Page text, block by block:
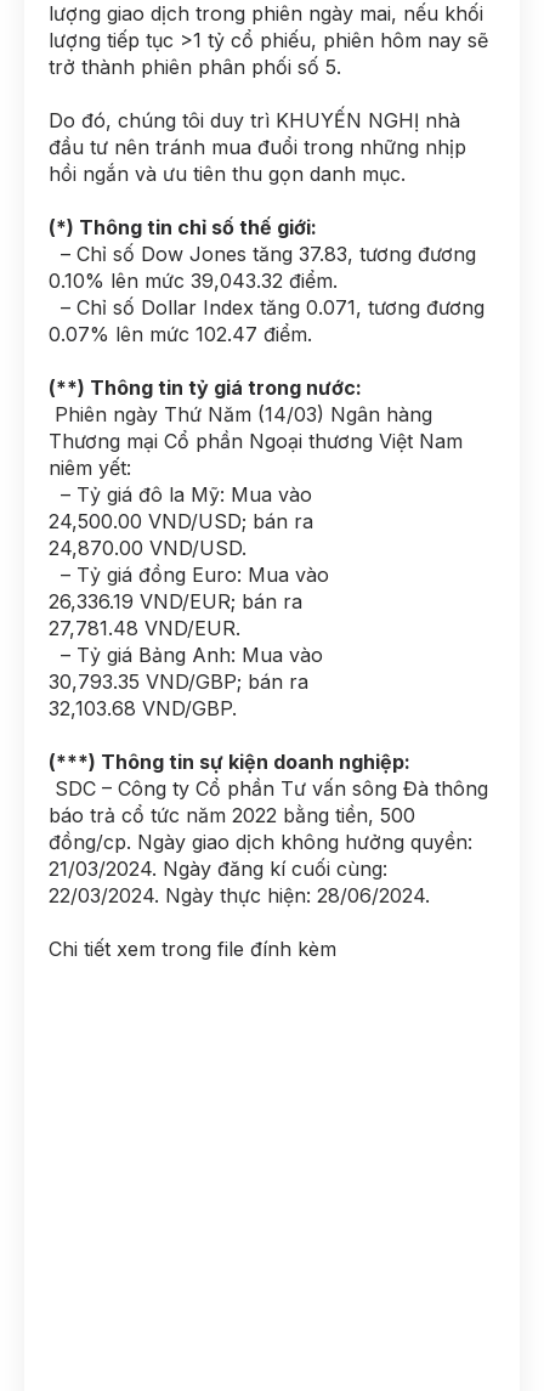
lượng giao dịch trong phiên ngày mai, nếu khối
lượng tiếp tục >1 tỷ cổ phiếu, phiên hôm nay sẽ
trở thành phiên phân phối số 5.
Do đó, chúng tôi duy trì KHUYẾN NGHỊ nhà
đầu tư nên tránh mua đuổi trong những nhịp
hồi ngắn và ưu tiên thu gọn danh mục.
(*) Thông tin chỉ số thế giới:
– Chỉ số Dow Jones tăng 37.83, tương đương
0.10% lên mức 39,043.32 điểm.
– Chỉ số Dollar Index tăng 0.071, tương đương
0.07% lên mức 102.47 điểm.
(**) Thông tin tỷ giá trong nước:
Phiên ngày Thứ Năm (14/03) Ngân hàng
Thương mại Cổ phần Ngoại thương Việt Nam
niêm yết:
– Tỷ giá đô la Mỹ: Mua vào
24,500.00 VND/USD; bán ra
24,870.00 VND/USD.
– Tỷ giá đồng Euro: Mua vào
26,336.19 VND/EUR; bán ra
27,781.48 VND/EUR.
– Tỷ giá Bảng Anh: Mua vào
30,793.35 VND/GBP; bán ra
32,103.68 VND/GBP.
(***) Thông tin sự kiện doanh nghiệp:
SDC – Công ty Cổ phần Tư vấn sông Đà thông
báo trả cổ tức năm 2022 bằng tiền, 500
đồng/cp. Ngày giao dịch không hưởng quyền:
21/03/2024. Ngày đăng kí cuối cùng:
22/03/2024. Ngày thực hiện: 28/06/2024.
Chi tiết xem trong file đính kèm